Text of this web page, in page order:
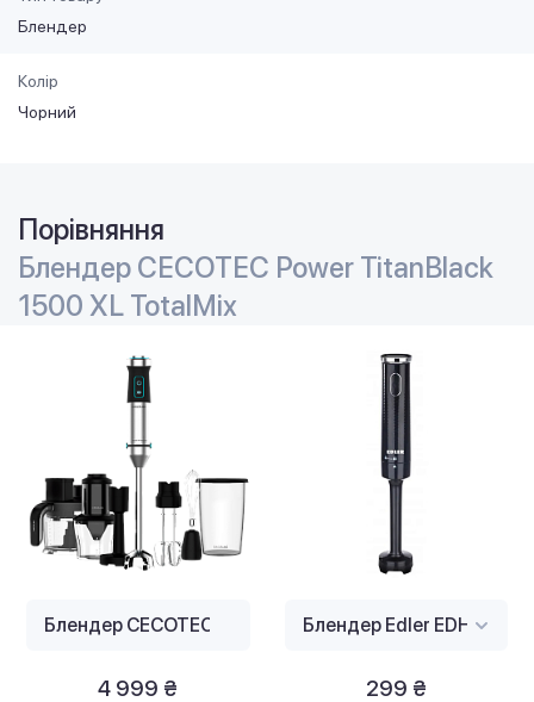
Блендер
Колір
Чорний
Порівняння
Блендер CECOTEC Power TitanBlack
1500 XL TotalMix
4 999 ₴ 299 ₴